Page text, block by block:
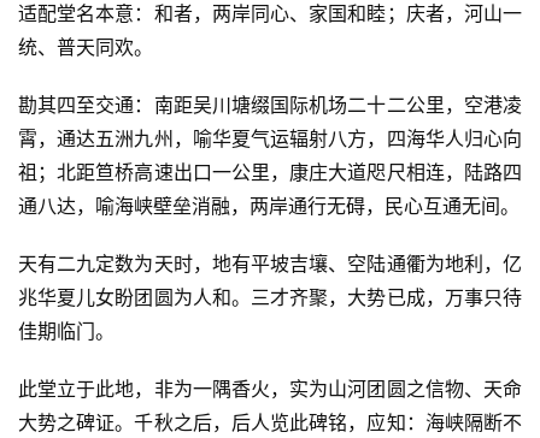
适配堂名本意：和者，两岸同心、家国和睦；庆者，河山一
统、普天同欢。
勘其四至交通：南距吴川塘缀国际机场二十二公里，空港凌
霄，通达五洲九州，喻华夏气运辐射八方，四海华人归心向
祖；北距笪桥高速出口一公里，康庄大道咫尺相连，陆路四
通八达，喻海峡壁垒消融，两岸通行无碍，民心互通无间。
天有二九定数为天时，地有平坡吉壤、空陆通衢为地利，亿
兆华夏儿女盼团圆为人和。三才齐聚，大势已成，万事只待
佳期临门。
此堂立于此地，非为一隅香火，实为山河团圆之信物、天命
大势之碑证。千秋之后，后人览此碑铭，应知：海峡隔断不